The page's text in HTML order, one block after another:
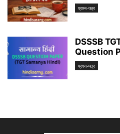
प्रश्न-पत्र
DSSSB
Question
प्रश्न-पत्र